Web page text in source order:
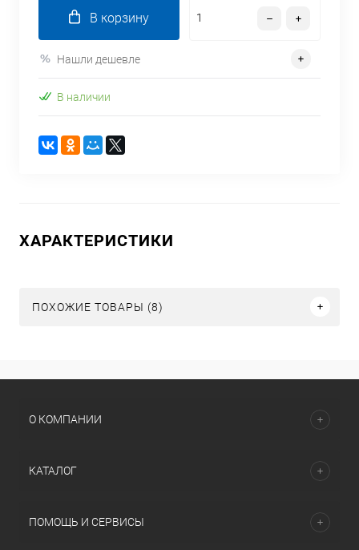
В корзину
Нашли дешевле
В наличии
ХАРАКТЕРИСТИКИ
ПОХОЖИЕ ТОВАРЫ (8)
О КОМПАНИИ
КАТАЛОГ
ПОМОЩЬ И СЕРВИСЫ